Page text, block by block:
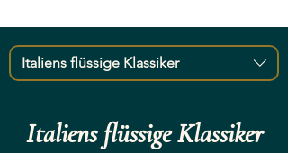
Italiens flüssige Klassiker
Italiens flüssige Klassiker